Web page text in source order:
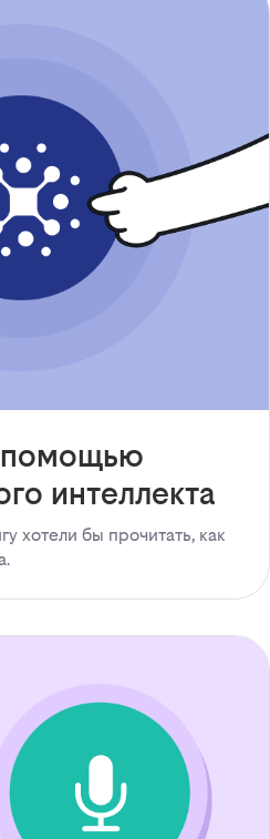
помощью
интеллекта
хотели бы прочитать, как